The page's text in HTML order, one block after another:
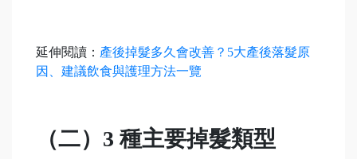
延伸閱讀： 產後掉髮多久會改善？5大產後落髮原
因、建議飲食與護理方法一覽
（二）3 種主要掉髮類型